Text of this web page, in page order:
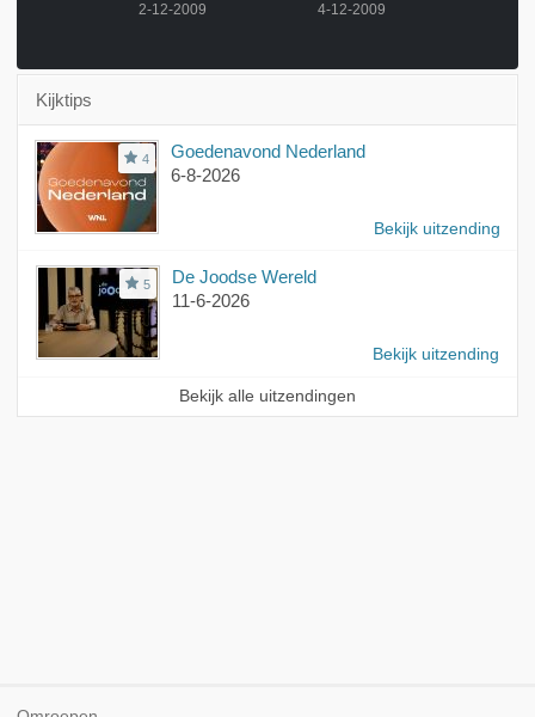
2-12-2009 4-12-2009
Kijktips
4
Goedenavond Nederland
6-8-2026
Bekijk uitzending
5
De Joodse Wereld
11-6-2026
Bekijk uitzending
Bekijk alle uitzendingen